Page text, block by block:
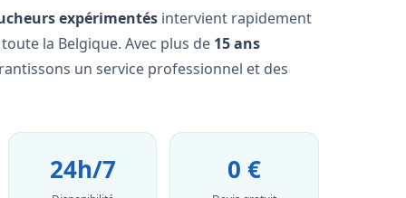
expérimentés intervient rapidement
la Belgique. Avec plus de 15 ans
un service professionnel et des
24h/7 0 €